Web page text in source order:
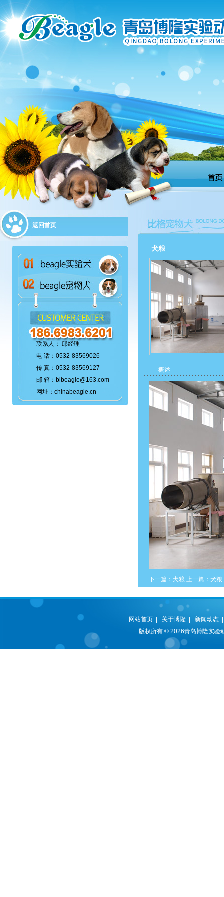
返回首页
联系人： 邱经理
电 话：0532-83569026
传 真：0532-83569127
邮 箱：blbeagle@163.com
网址：chinabeagle.cn
犬粮
概述
下一篇： 犬粮 上一篇： 犬粮
网站首页 关于博隆 |新闻动态
版权所有 © 2026青岛博隆实验